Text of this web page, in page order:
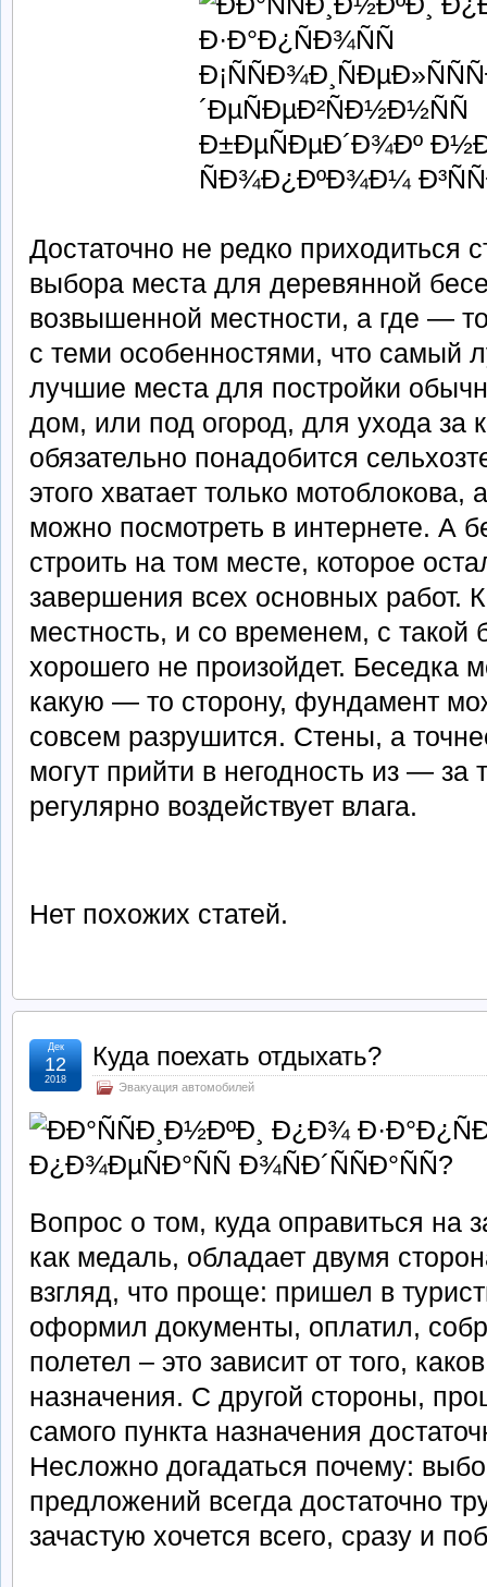
Достаточно не редко приходиться
выбора места для деревянной
возвышенной местности, а где —
с теми особенностями, что самый
лучшие места для постройки
дом, или под огород, для ухода за
обязательно понадобится
этого хватает только
можно посмотреть в интернете. А
строить на том месте, которое
завершения всех основных работ.
местность, и со временем, с такой
хорошего не произойдет. Беседка
какую — то сторону, фундамент
совсем разрушится. Стены, а
могут прийти в негодность из — за
регулярно воздействует влага.
Нет похожих статей.
Куда поехать отдыхать?
Эвакуация автомобилей
Дек
12
2018
Вопрос о том, куда оправиться на
как медаль, обладает двумя
взгляд, что проще: пришел в
оформил документы, оплатил,
полетел – это зависит от того,
назначения. С другой стороны,
самого пункта назначения
Несложно догадаться почему:
предложений всегда достаточно
зачастую хочется всего, сразу и